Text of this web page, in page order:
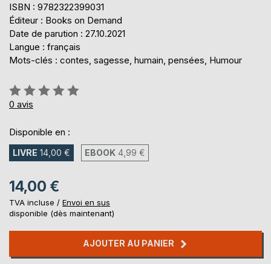
ISBN : 9782322399031
Éditeur : Books on Demand
Date de parution : 27.10.2021
Langue : français
Mots-clés : contes, sagesse, humain, pensées, Humour
Évaluation:
0%
0 avis
Disponible en :
LIVRE 14,00 € EBOOK 4,99 €
14,00 €
TVA incluse / Envoi en sus
disponible (dès maintenant)
AJOUTER AU PANIER